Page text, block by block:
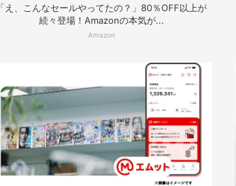
「え、こんなセールやってたの？」80％OFF以上が
続々登場！Amazonの本気が...
Amazon